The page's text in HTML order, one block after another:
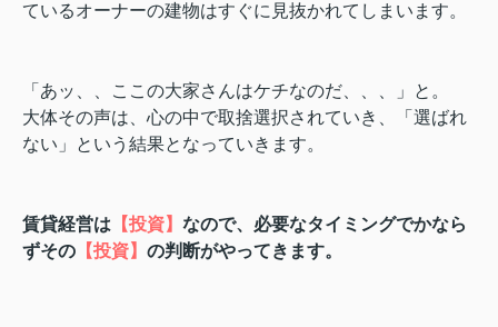
ているオーナーの建物はすぐに見抜かれてしまいます。
「あッ、、ここの大家さんはケチなのだ、、、」と。
大体その声は、心の中で取捨選択されていき、「選ばれ
ない」という結果となっていきます。
賃貸経営は 【投資】 なので、必要なタイミングでかなら
ずその 【投資】 の判断がやってきます。